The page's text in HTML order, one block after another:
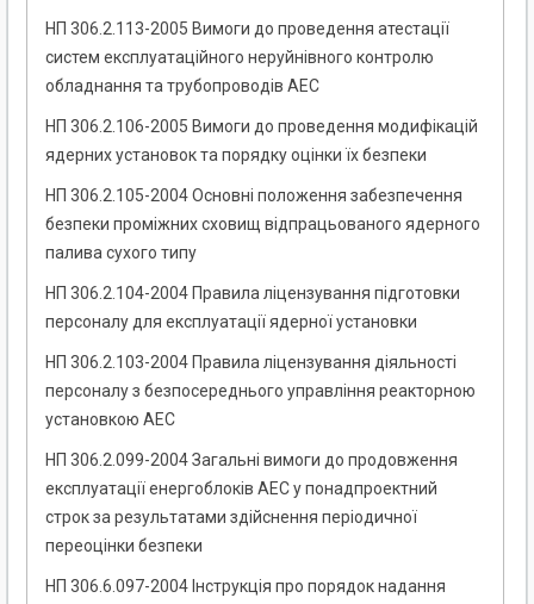
НП 306.2.113-2005 Вимоги до проведення атестації
cистем експлуатаційного неруйнівного контролю
обладнання та трубопроводів АЕС
НП 306.2.106-2005 Вимоги до проведення модифікацій
ядерних установок та порядку оцінки їх безпеки
НП 306.2.105-2004 Основні положення забезпечення
безпеки проміжних сховищ відпрацьованого ядерного
палива сухого типу
НП 306.2.104-2004 Правила ліцензування підготовки
персоналу для експлуатації ядерної установки
НП 306.2.103-2004 Правила ліцензування діяльності
персоналу з безпосереднього управління реакторною
установкою АЕС
НП 306.2.099-2004 Загальні вимоги до продовження
експлуатації енергоблоків АЕС у понадпроектний
строк за результатами здійснення періодичної
переоцінки безпеки
НП 306.6.097-2004 Інструкція про порядок надання